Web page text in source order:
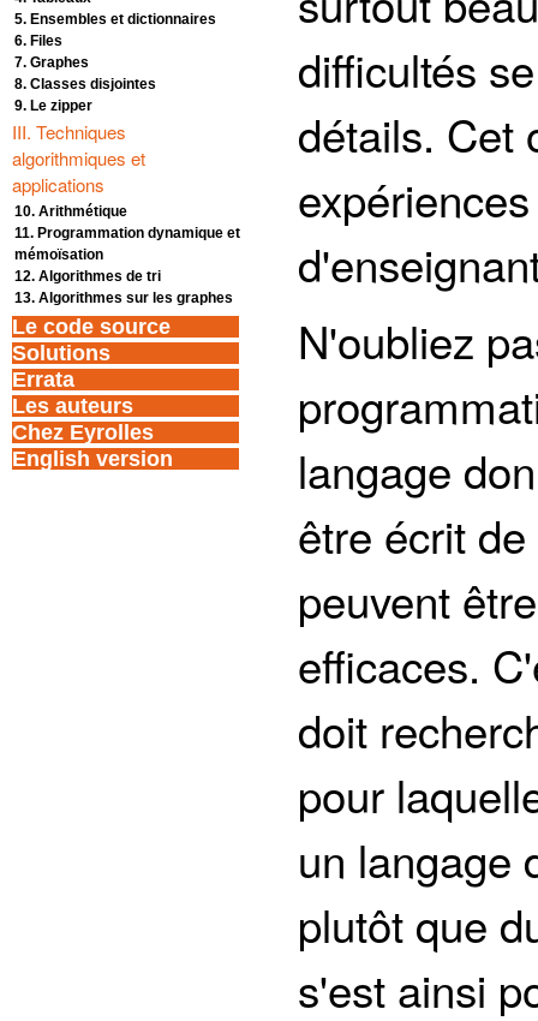
5. Ensembles et dictionnaires
6. Files
7. Graphes
8. Classes disjointes
9. Le zipper
III. Techniques
algorithmiques et
applications
10. Arithmétique
11. Programmation dynamique et
mémoïsation
12. Algorithmes de tri
13. Algorithmes sur les graphes
Le code source
Solutions
Errata
Les auteurs
Chez Eyrolles
English version
difficultés
détails. Cet
N'oubliez
langage
être écrit
peuvent
efficaces.
doit
pour
un langage
plutôt que
s'est ainsi